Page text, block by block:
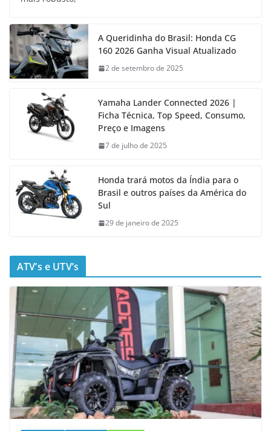
A Queridinha do Brasil: Honda CG
160 2026 Ganha Visual Atualizado
2 de setembro de 2025
Yamaha Lander Connected 2026 |
Ficha Técnica, Top Speed, Consumo,
Preço e Imagens
7 de julho de 2025
Honda trará motos da Índia para o
Brasil e outros países da América do
Sul
29 de janeiro de 2025
ATV’s e UTV’s